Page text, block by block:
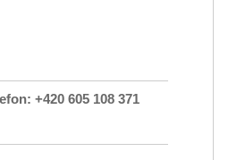
+420 605 108 371